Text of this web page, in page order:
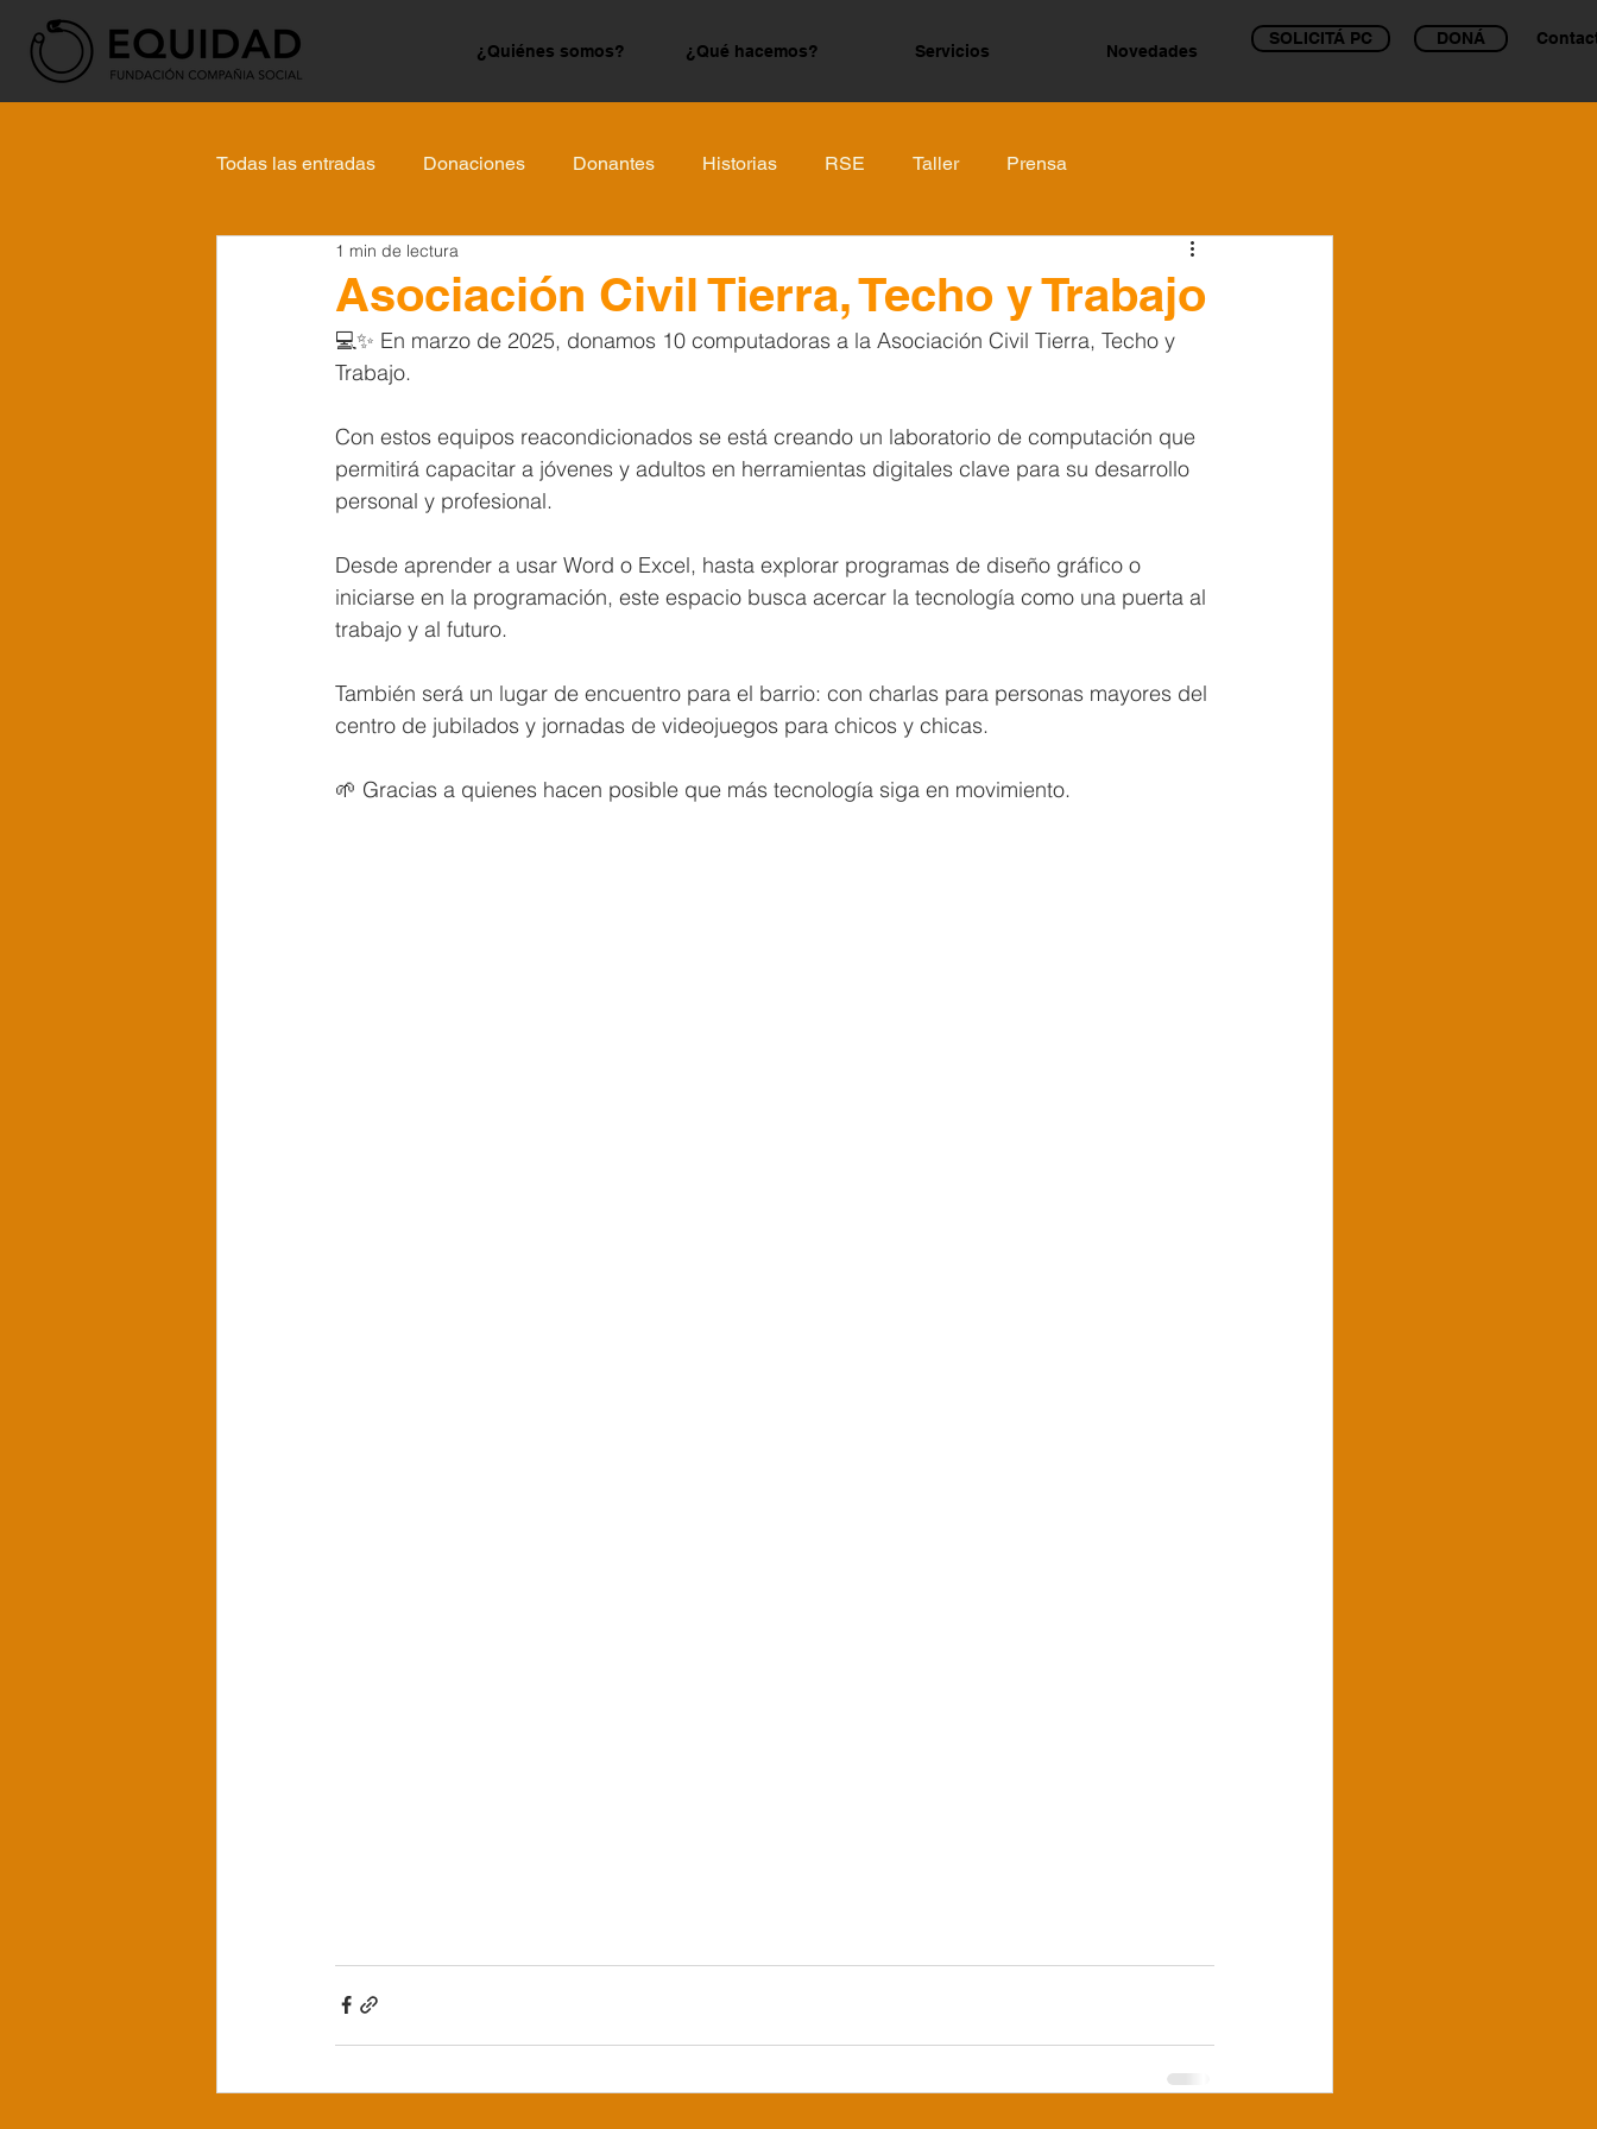
¿Quiénes somos? ¿Qué hacemos? Servicios Novedades
SOLICITÁ PC DONÁ
Todas las entradas Donaciones Donantes Historias RSE Taller Prensa
Asociación Civil Tierra, Techo y Trabajo
1 min de lectura
💻✨ En marzo de 2025, donamos 10 computadoras a la Asociación Civil Tierra, Techo y
Trabajo.
Con estos equipos reacondicionados se está creando un laboratorio de computación que
permitirá capacitar a jóvenes y adultos en herramientas digitales clave para su desarrollo
personal y profesional.
Desde aprender a usar Word o Excel, hasta explorar programas de diseño gráfico o
iniciarse en la programación, este espacio busca acercar la tecnología como una puerta al
trabajo y al futuro.
También será un lugar de encuentro para el barrio: con charlas para personas mayores del
centro de jubilados y jornadas de videojuegos para chicos y chicas.
🌱 Gracias a quienes hacen posible que más tecnología siga en movimiento.